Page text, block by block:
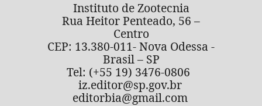
Instituto de Zootecnia
Rua Heitor Penteado, 56 –
Centro
CEP: 13.380-011- Nova Odessa -
Brasil – SP
Tel: (+55 19) 3476-0806
iz.editor@sp.gov.br
editorbia@gmail.com